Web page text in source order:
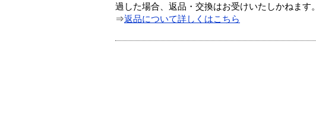
過した場合、返品・交換はお受けいたしかねます。
⇒返品について詳しくはこちら